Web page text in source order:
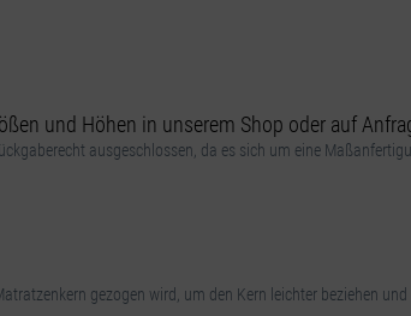
und Höhen in unserem Shop oder auf
ausgeschlossen, da es sich um eine
gezogen wird, um den Kern leichter beziehen